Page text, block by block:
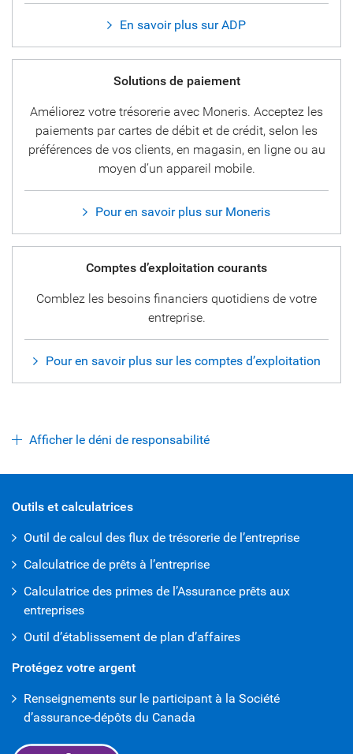
En savoir plus sur ADP
Solutions de paiement
Améliorez votre trésorerie avec Moneris. Acceptez les
paiements par cartes de débit et de crédit, selon les
préférences de vos clients, en magasin, en ligne ou au
moyen d’un appareil mobile.
Pour en savoir plus sur Moneris
Comptes d’exploitation courants
Comblez les besoins financiers quotidiens de votre
entreprise.
Pour en savoir plus sur les comptes d’exploitation
Afficher le déni de responsabilité
Outils et calculatrices
Outil de calcul des flux de trésorerie de l’entreprise
Calculatrice de prêts à l’entreprise
Calculatrice des primes de l’Assurance prêts aux
entreprises
Outil d’établissement de plan d’affaires
Protégez votre argent
Renseignements sur le participant à la Société
d’assurance-dépôts du Canada